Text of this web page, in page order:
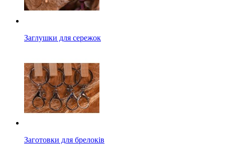
Заглушки для сережок
Заготовки для брелоків